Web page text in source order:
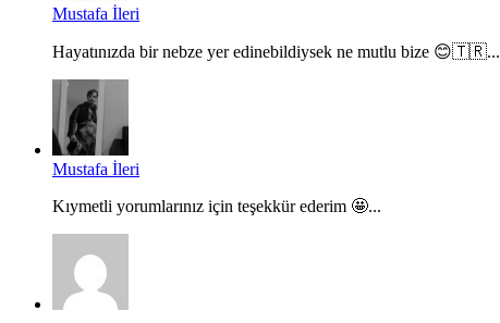
Mustafa İleri
Hayatınızda bir nebze yer edinebildiysek ne mutlu bize 😊🇹🇷...
Mustafa İleri
Kıymetli yorumlarınız için teşekkür ederim 🤩...